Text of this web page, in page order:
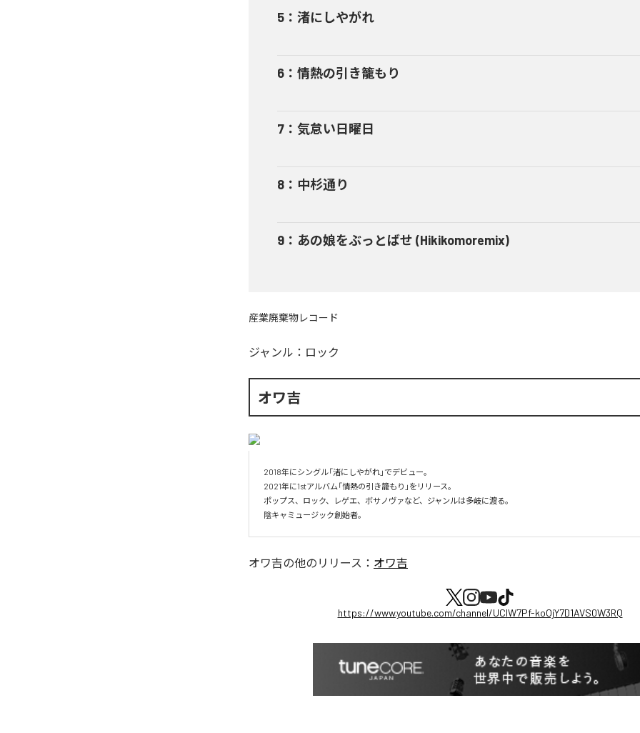
5 ： 渚にしやがれ
6 ： 情熱の引き籠もり
7 ： 気怠い日曜日
8 ： 中杉通り
9 ： あの娘をぶっとばせ (Hikikomoremix)
産業廃棄物レコード
ジャンル： ロック
オワ吉
2018年にシングル「渚にしやがれ」でデビュー。
2021年に1stアルバム「情熱の引き籠もり」をリリース。
ポップス、ロック、レゲエ、ボサノヴァなど、ジャンルは多岐に渡る。
陰キャミュージック創始者。
オワ吉の他のリリース： オワ吉
https://www.youtube.com/channel/UCIW7Pf-koOjY7D1AVS0W3RQ